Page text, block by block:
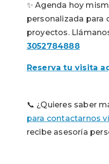
✨ Agenda hoy
personalizada para
proyectos.
3052784888
Reserva tu visita
📞 ¿Quieres saber
para contactarnos
recibe asesoría